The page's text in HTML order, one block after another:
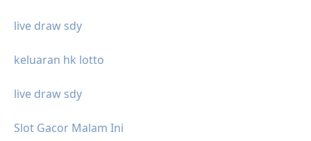
live draw sdy
keluaran hk lotto
live draw sdy
Slot Gacor Malam Ini